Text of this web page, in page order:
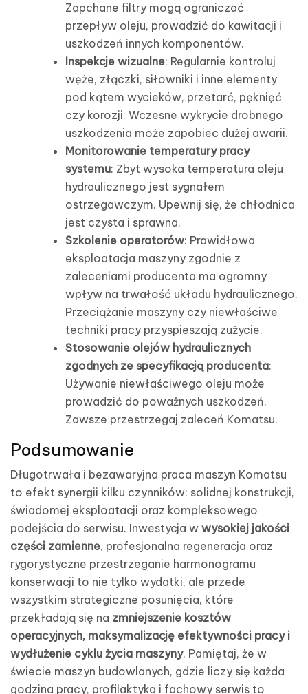
Zapchane filtry mogą ograniczać
przepływ oleju, prowadzić do kawitacji i
uszkodzeń innych komponentów.
Inspekcje wizualne: Regularnie kontroluj
węże, złączki, siłowniki i inne elementy
pod kątem wycieków, przetarć, pęknięć
czy korozji. Wczesne wykrycie drobnego
uszkodzenia może zapobiec dużej awarii.
Monitorowanie temperatury pracy
systemu: Zbyt wysoka temperatura oleju
hydraulicznego jest sygnałem
ostrzegawczym. Upewnij się, że chłodnica
jest czysta i sprawna.
Szkolenie operatorów: Prawidłowa
eksploatacja maszyny zgodnie z
zaleceniami producenta ma ogromny
wpływ na trwałość układu hydraulicznego.
Przeciążanie maszyny czy niewłaściwe
techniki pracy przyspieszają zużycie.
Stosowanie olejów hydraulicznych
zgodnych ze specyfikacją producenta:
Używanie niewłaściwego oleju może
prowadzić do poważnych uszkodzeń.
Zawsze przestrzegaj zaleceń Komatsu.
Podsumowanie
Długotrwała i bezawaryjna praca maszyn Komatsu
to efekt synergii kilku czynników: solidnej konstrukcji,
świadomej eksploatacji oraz kompleksowego
podejścia do serwisu. Inwestycja w wysokiej jakości
części zamienne, profesjonalna regeneracja oraz
rygorystyczne przestrzeganie harmonogramu
konserwacji to nie tylko wydatki, ale przede
wszystkim strategiczne posunięcia, które
przekładają się na zmniejszenie kosztów
operacyjnych, maksymalizację efektywności pracy i
wydłużenie cyklu życia maszyny. Pamiętaj, że w
świecie maszyn budowlanych, gdzie liczy się każda
godzina pracy, profilaktyka i fachowy serwis to